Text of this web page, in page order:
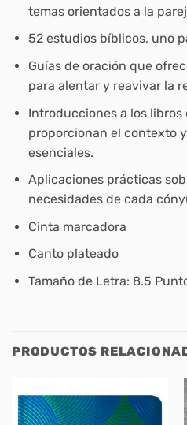
temas orientados a la
52 estudios bíblicos, uno
Guías de oración que
para alentar y reavivar la
Introducciones a los libros
proporcionan el contexto
esenciales.
Aplicaciones prácticas
necesidades de cada
Cinta marcadora
Canto plateado
Tamaño de Letra: 8.5
PRODUCTOS